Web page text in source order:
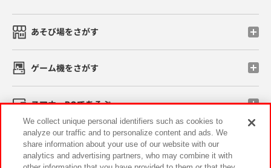
あそび場をさがす
ゲーム機をさがす
スマホ・PCであそぶ
イベント・キャンペーン
We collect unique personal identifiers such as cookies to
analyze our traffic and to personalize content and ads. We
share information about your use of our website with our
analytics and advertising partners, who may combine it with